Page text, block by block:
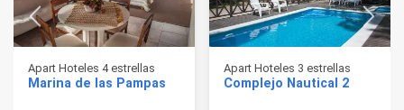
Apart Hoteles 4 estrellas
Marina de las Pampas
Apart Hoteles 3 estrellas
Complejo Nautical 2